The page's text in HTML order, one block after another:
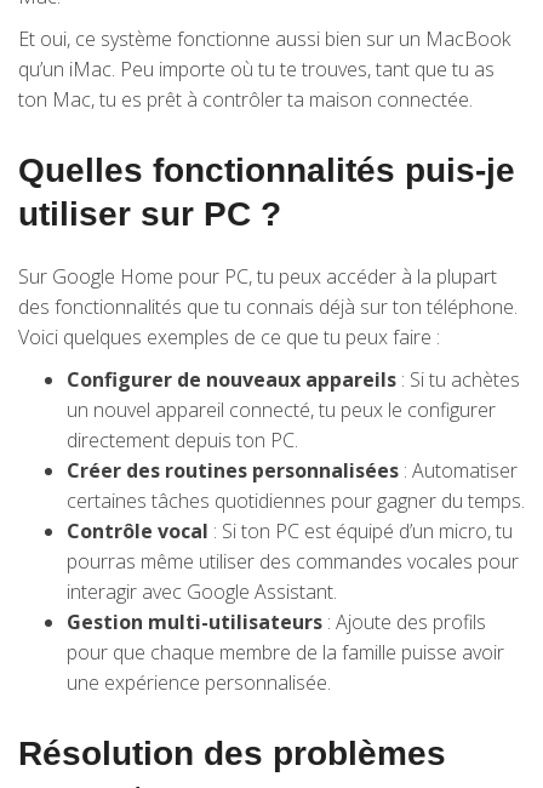
Et oui, ce système fonctionne aussi bien sur un MacBook
qu’un iMac. Peu importe où tu te trouves, tant que tu as
ton Mac, tu es prêt à contrôler ta maison connectée.
Quelles fonctionnalités puis-je
utiliser sur PC ?
Sur Google Home pour PC, tu peux accéder à la plupart
des fonctionnalités que tu connais déjà sur ton téléphone.
Voici quelques exemples de ce que tu peux faire :
Configurer de nouveaux appareils : Si tu achètes
un nouvel appareil connecté, tu peux le configurer
directement depuis ton PC.
Créer des routines personnalisées : Automatiser
certaines tâches quotidiennes pour gagner du temps.
Contrôle vocal : Si ton PC est équipé d’un micro, tu
pourras même utiliser des commandes vocales pour
interagir avec Google Assistant.
Gestion multi-utilisateurs : Ajoute des profils
pour que chaque membre de la famille puisse avoir
une expérience personnalisée.
Résolution des problèmes